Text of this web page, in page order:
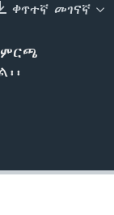
ቀጥተኛ መገናኛ
ምርጫ